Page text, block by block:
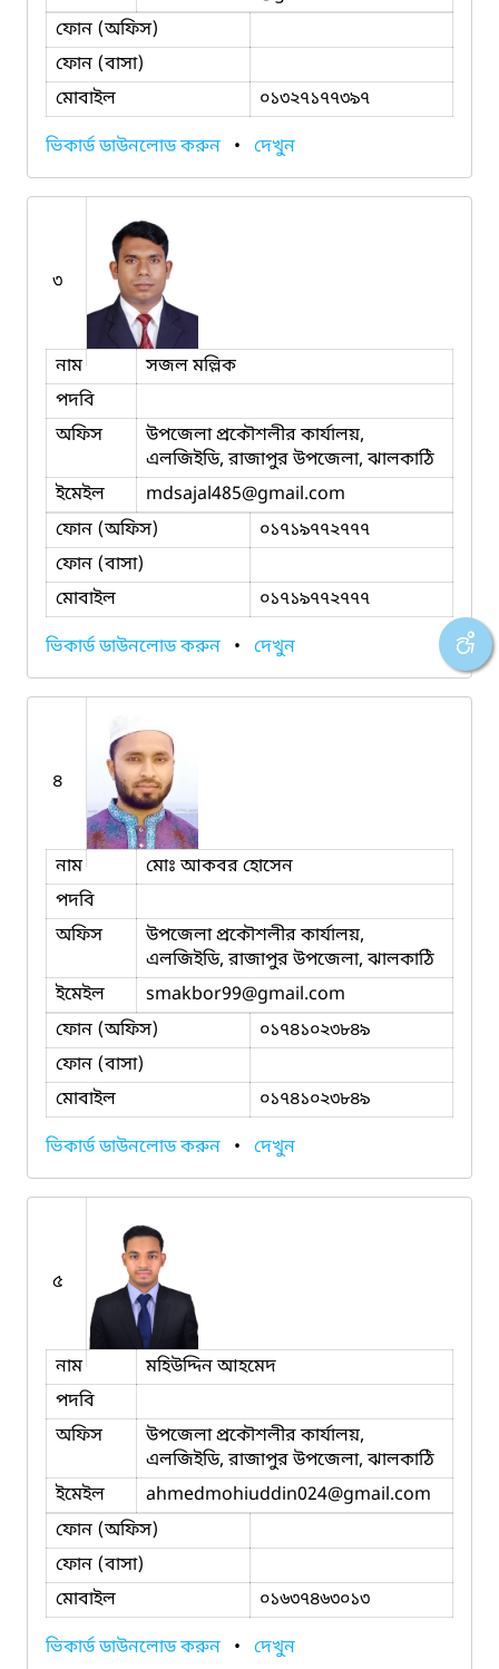
ফোন (অফিস)
ফোন (বাসা)
মোবাইল
০১৩২৭১৭৭৩৯৭
ভিকার্ড ডাউনলোড করুন • দেখুন
৩
নাম
সজল মল্লিক
পদবি
অফিস
উপজেলা প্রকৌশলীর কার্যালয়,
এলজিইডি, রাজাপুর উপজেলা, ঝালকাঠি
ইমেইল
mdsajal485@gmail.com
ফোন (অফিস)
০১৭১৯৭৭২৭৭৭
ফোন (বাসা)
মোবাইল
০১৭১৯৭৭২৭৭৭
ভিকার্ড ডাউনলোড করুন • দেখুন
৪
নাম
মোঃ আকবর হোসেন
পদবি
অফিস
উপজেলা প্রকৌশলীর কার্যালয়,
এলজিইডি, রাজাপুর উপজেলা, ঝালকাঠি
ইমেইল
smakbor99@gmail.com
ফোন (অফিস)
০১৭৪১০২৩৮৪৯
ফোন (বাসা)
মোবাইল
০১৭৪১০২৩৮৪৯
ভিকার্ড ডাউনলোড করুন • দেখুন
৫
নাম
মহিউদ্দিন আহমেদ
পদবি
অফিস
উপজেলা প্রকৌশলীর কার্যালয়,
এলজিইডি, রাজাপুর উপজেলা, ঝালকাঠি
ইমেইল
ahmedmohiuddin024@gmail.com
ফোন (অফিস)
ফোন (বাসা)
মোবাইল
০১৬৩৭৪৬৩০১৩
ভিকার্ড ডাউনলোড করুন • দেখুন